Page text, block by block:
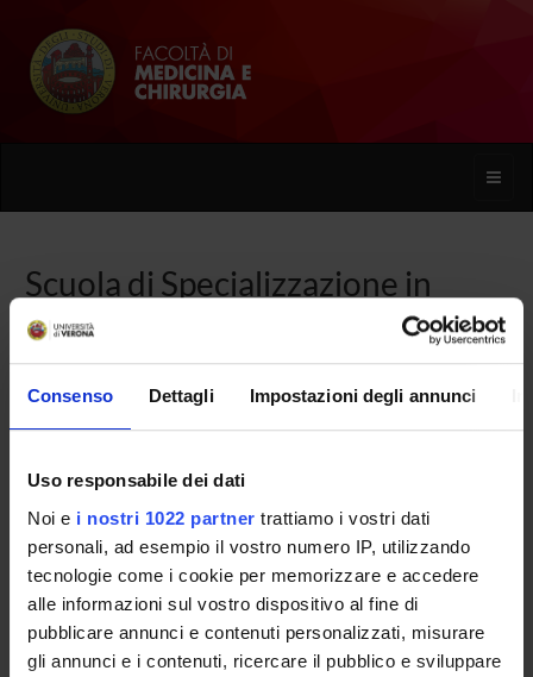
Consenso Dettagli Impostazioni degli annunci
Uso responsabile dei dati
Noi e i nostri 1022 partner trattiamo i vostri dati
personali, ad esempio il vostro numero IP, utilizzando
tecnologie come i cookie per memorizzare e accedere
alle informazioni sul vostro dispositivo al fine di
pubblicare annunci e contenuti personalizzati, misurare
gli annunci e i contenuti, ricercare il pubblico e sviluppare
Toggle
Scuola di Specializzazione in
Radiodiagnostica (D.I. 68/2015)
Home
Presentazione
Come iscriversi e Requisiti di ammissione
Piani didattici
Insegnamenti
Bacheca avvisi
Organi collegiali e di governo